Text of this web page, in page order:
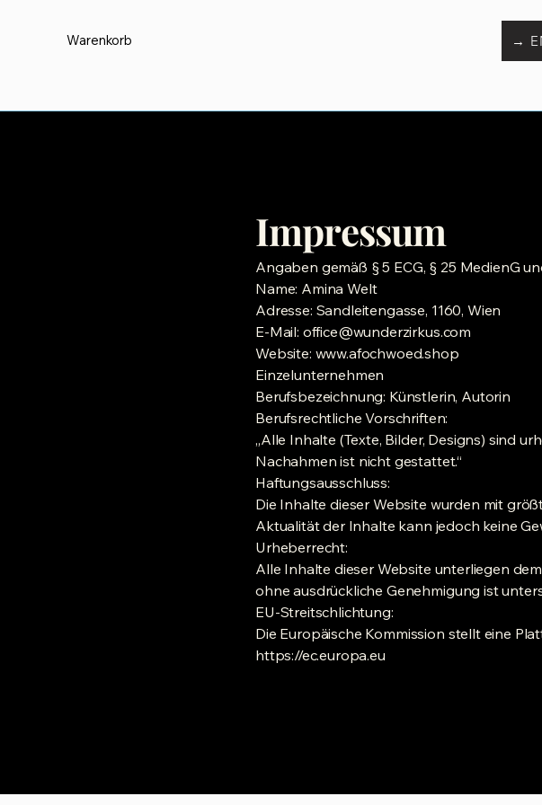
Warenkorb →
Impressum
Angaben gemäß § 5 ECG, § 25 MedienG
Name: Amina Welt
Adresse: Sandleitengasse, 1160, Wien
E-Mail: office@wunderzirkus.com
Website: www.afochwoed.shop
Einzelunternehmen
Berufsbezeichnung: Künstlerin, Autorin
Berufsrechtliche Vorschriften:
„Alle Inhalte (Texte, Bilder, Designs) sind
Nachahmen ist nicht gestattet.“
Haftungsausschluss:
Die Inhalte dieser Website wurden mit
Aktualität der Inhalte kann jedoch keine
Urheberrecht:
Alle Inhalte dieser Website unterliegen
ohne ausdrückliche Genehmigung ist
EU-Streitschlichtung:
Die Europäische Kommission stellt eine
https://ec.europa.eu